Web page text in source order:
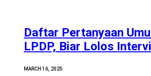
Daftar Pertanyaan
LPDP, Biar Lolos
MARCH 16, 2025